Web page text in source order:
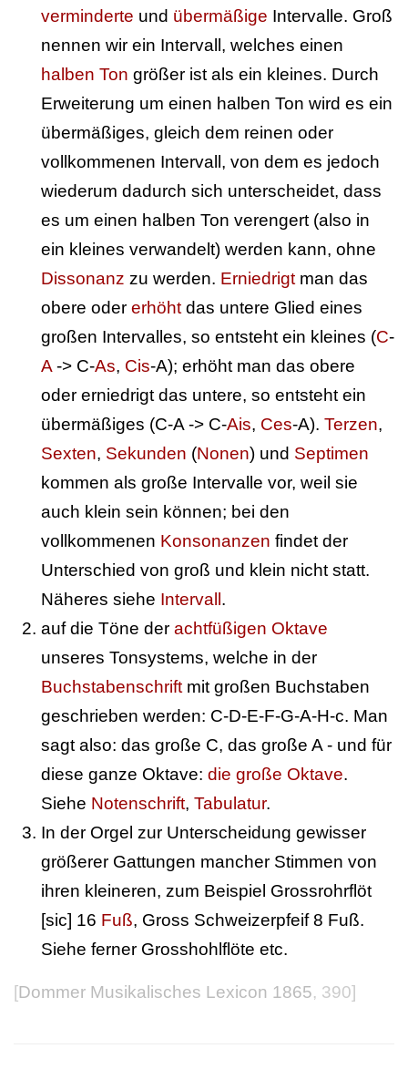
verminderte und übermäßige Intervalle. Groß
nennen wir ein Intervall, welches einen
halben Ton größer ist als ein kleines. Durch
Erweiterung um einen halben Ton wird es ein
übermäßiges, gleich dem reinen oder
vollkommenen Intervall, von dem es jedoch
wiederum dadurch sich unterscheidet, dass
es um einen halben Ton verengert (also in
ein kleines verwandelt) werden kann, ohne
Dissonanz zu werden. Erniedrigt man das
obere oder erhöht das untere Glied eines
großen Intervalles, so entsteht ein kleines (C-
A -> C-As, Cis-A); erhöht man das obere
oder erniedrigt das untere, so entsteht ein
übermäßiges (C-A -> C-Ais, Ces-A). Terzen,
Sexten, Sekunden (Nonen) und Septimen
kommen als große Intervalle vor, weil sie
auch klein sein können; bei den
vollkommenen Konsonanzen findet der
Unterschied von groß und klein nicht statt.
Näheres siehe Intervall .
auf die Töne der achtfüßigen Oktave
unseres Tonsystems, welche in der
Buchstabenschrift mit großen Buchstaben
geschrieben werden: C-D-E-F-G-A-H-c. Man
sagt also: das große C, das große A - und für
diese ganze Oktave: die große Oktave.
Siehe Notenschrift, Tabulatur.
In der Orgel zur Unterscheidung gewisser
größerer Gattungen mancher Stimmen von
ihren kleineren, zum Beispiel Grossrohrflöt
[sic] 16 Fuß, Gross Schweizerpfeif 8 Fuß.
Siehe ferner Grosshohlflöte etc.
[Dommer Musikalisches Lexicon 1865, 390]